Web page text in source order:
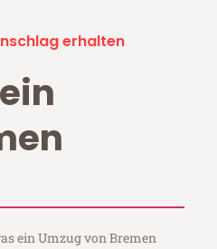
erhalten
ein Umzug von Bremen